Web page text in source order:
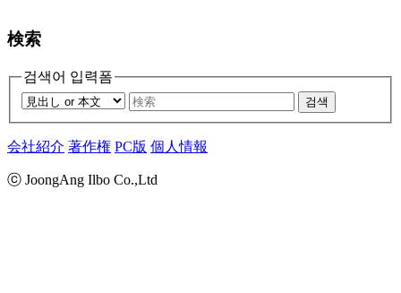
検索
검색어 입력폼
검색
会社紹介 著作権 PC版 個人情報
ⓒ JoongAng Ilbo Co.,Ltd